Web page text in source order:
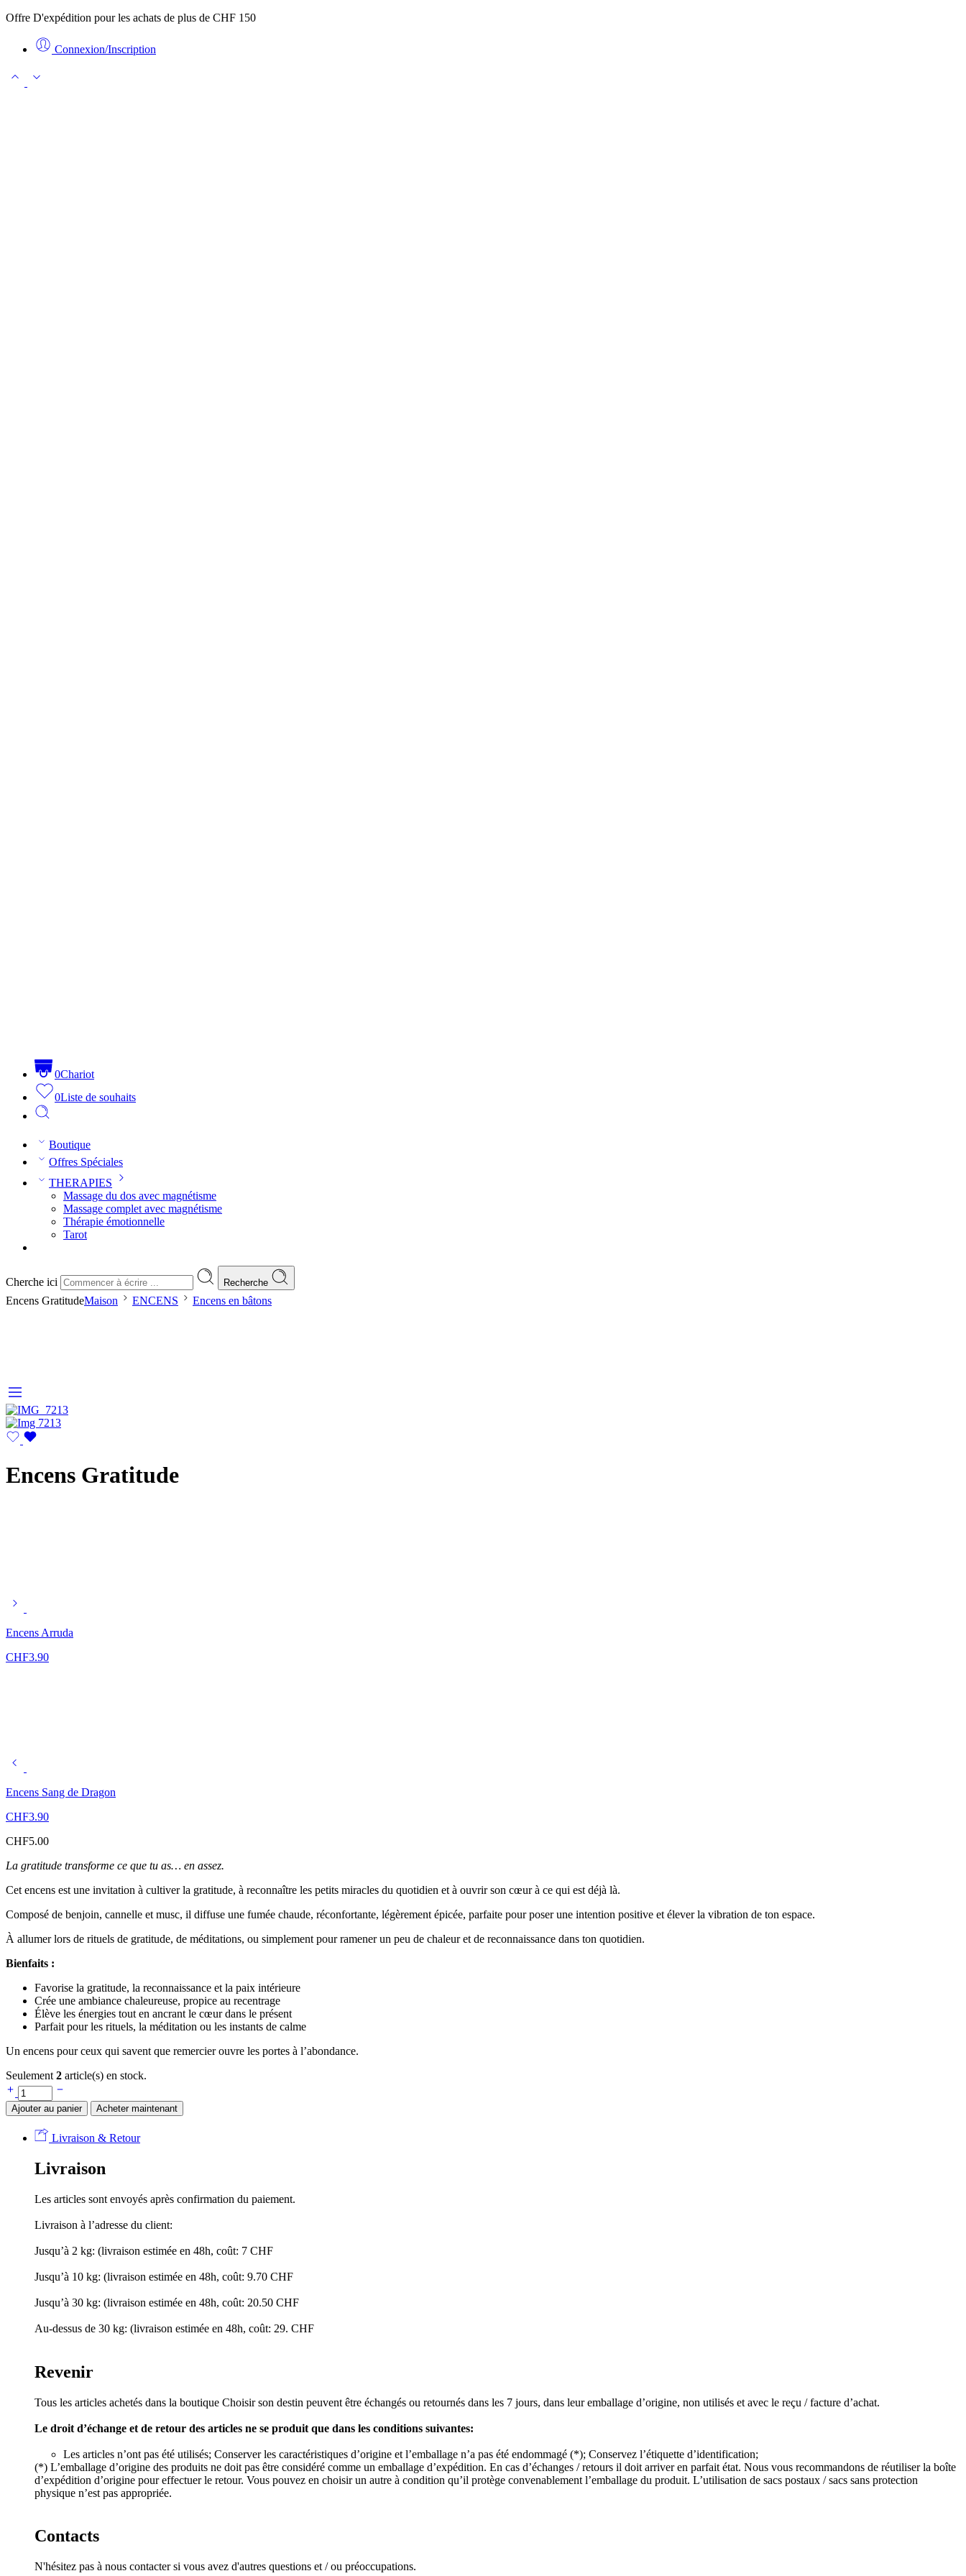
Offre D'expédition pour les achats de plus de CHF 150
Connexion/Inscription
0Chariot
0Liste de souhaits
Boutique
Offres Spéciales
THERAPIES
Massage du dos avec magnétisme
Massage complet avec magnétisme
Thérapie émotionnelle
Tarot
Cherche ici Recherche
Encens GratitudeMaison ENCENS Encens en bâtons
Encens Gratitude
Encens Arruda
CHF3.90
Encens Sang de Dragon
CHF3.90
CHF5.00
La gratitude transforme ce que tu as… en assez.
Cet encens est une invitation à cultiver la gratitude, à reconnaître les petits miracles du quotidien et à ouvrir son cœur à ce qui est déjà là.
Composé de benjoin, cannelle et musc, il diffuse une fumée chaude, réconfortante, légèrement épicée, parfaite pour poser une intention positive et élever la vibration de ton espace.
À allumer lors de rituels de gratitude, de méditations, ou simplement pour ramener un peu de chaleur et de reconnaissance dans ton quotidien.
Bienfaits :
Favorise la gratitude, la reconnaissance et la paix intérieure
Crée une ambiance chaleureuse, propice au recentrage
Élève les énergies tout en ancrant le cœur dans le présent
Parfait pour les rituels, la méditation ou les instants de calme
Un encens pour ceux qui savent que remercier ouvre les portes à l’abondance.
Seulement 2 article(s) en stock.
Ajouter au panier Acheter maintenant
Livraison & Retour
Livraison
Les articles sont envoyés après confirmation du paiement.
Livraison à l’adresse du client:
Jusqu’à 2 kg: (livraison estimée en 48h, coût: 7 CHF
Jusqu’à 10 kg: (livraison estimée en 48h, coût: 9.70 CHF
Jusqu’à 30 kg: (livraison estimée en 48h, coût: 20.50 CHF
Au-dessus de 30 kg: (livraison estimée en 48h, coût: 29. CHF
Revenir
Tous les articles achetés dans la boutique Choisir son destin peuvent être échangés ou retournés dans les 7 jours, dans leur emballage d’origine, non utilisés et avec le reçu / facture d’achat.
Le droit d’échange et de retour des articles ne se produit que dans les conditions suivantes:
Les articles n’ont pas été utilisés; Conserver les caractéristiques d’origine et l’emballage n’a pas été endommagé (*); Conservez l’étiquette d’identification;
(*) L’emballage d’origine des produits ne doit pas être considéré comme un emballage d’expédition. En cas d’échanges / retours il doit arriver en parfait état. Nous vous recommandons de réutiliser la boîte
d’expédition d’origine pour effectuer le retour. Vous pouvez en choisir un autre à condition qu’il protège convenablement l’emballage du produit. L’utilisation de sacs postaux / sacs sans protection
physique n’est pas appropriée.
Contacts
N'hésitez pas à nous contacter si vous avez d'autres questions et / ou préoccupations.